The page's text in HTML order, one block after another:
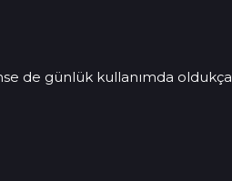
de günlük kullanımda oldukça